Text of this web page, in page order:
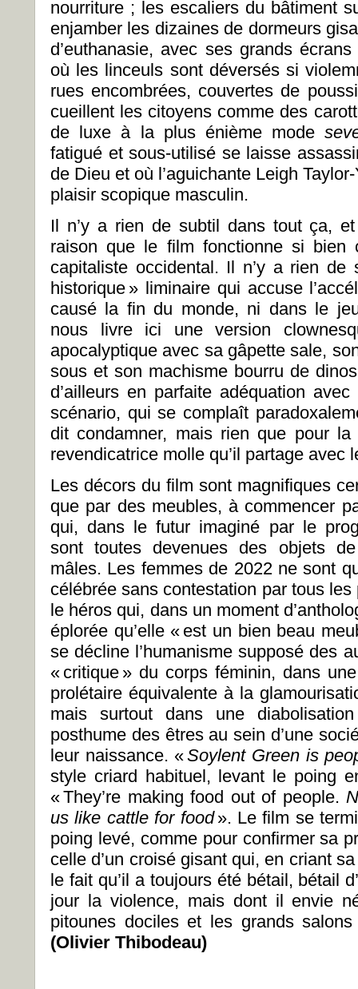
nourriture ; les escaliers du bâtiment
enjamber les dizaines de dormeurs
d’euthanasie, avec ses grands
où les linceuls sont déversés si
rues encombrées, couvertes de
cueillent les citoyens comme des
de luxe à la plus énième mode
fatigué et sous-utilisé se laisse
de Dieu et où l’aguichante Leigh
plaisir scopique masculin.
Il n’y a rien de subtil dans tout ça,
raison que le film fonctionne si bien
capitaliste occidental. Il n’y a rien
historique » liminaire qui accuse
causé la fin du monde, ni dans le
nous livre ici une version
apocalyptique avec sa gâpette sale,
sous et son machisme bourru de
d’ailleurs en parfaite adéquation
scénario, qui se complaît
dit condamner, mais rien que pour
revendicatrice molle qu’il partage
Les décors du film sont magnifiques
que par des meubles, à commencer
qui, dans le futur imaginé par le
sont toutes devenues des objets
mâles. Les femmes de 2022 ne sont
célébrée sans contestation par tous
le héros qui, dans un moment
éplorée qu’elle « est un bien beau
se décline l’humanisme supposé des
« critique » du corps féminin, dans
prolétaire équivalente à la
mais surtout dans une
posthume des êtres au sein d’une
leur naissance. «Soylent Green is
style criard habituel, levant le poing
« They’re making food out of people.
us like cattle for food». Le film se
poing levé, comme pour confirmer sa
celle d’un croisé gisant qui, en criant
le fait qu’il a toujours été bétail, bétail
jour la violence, mais dont il envie
pitounes dociles et les grands
(Olivier Thibodeau)